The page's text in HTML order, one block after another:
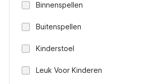
Binnenspellen
Buitenspellen
Kinderstoel
Leuk Voor Kinderen